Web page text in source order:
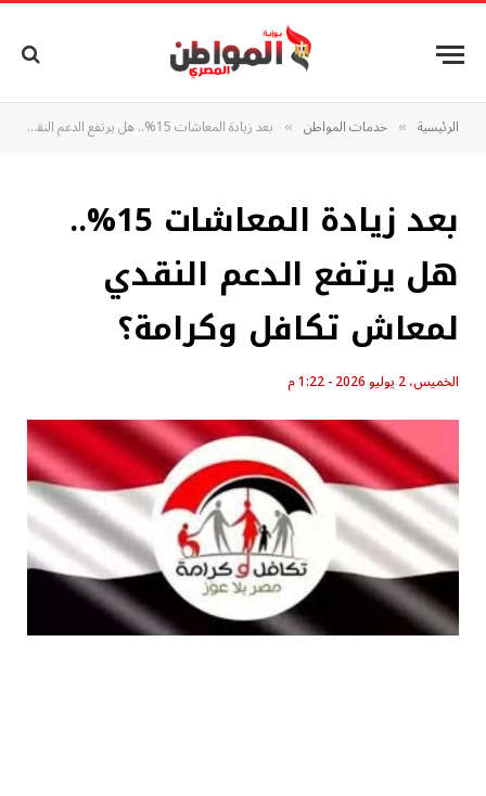
الرئيسية » خدمات المواطن » بعد زيادة المعاشات 15%.. هل يرتفع الدعم النقدي لمعاش تكافل وكرامة؟
بعد زيادة المعاشات 15%..
هل يرتفع الدعم النقدي
لمعاش تكافل وكرامة؟
الخميس، 2 يوليو 2026 - 1:22 م